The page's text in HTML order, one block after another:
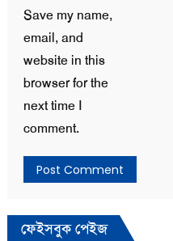
Save my name,
email, and
website in this
browser for the
next time I
comment.
ফেইসবুক পেইজ